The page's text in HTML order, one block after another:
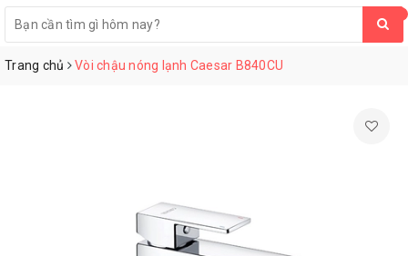
Trang chủ Vòi chậu nóng lạnh Caesar B840CU